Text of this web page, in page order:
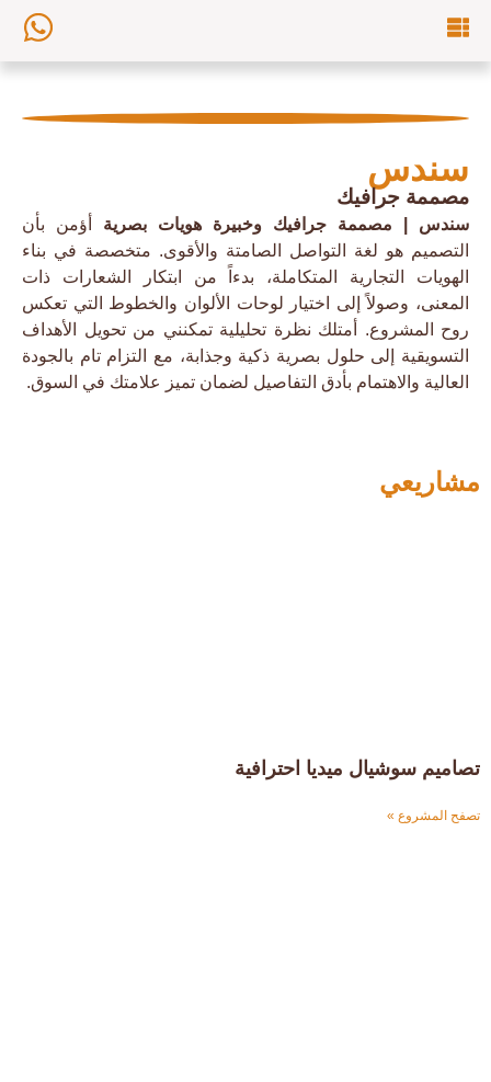
سندس
مصممة جرافيك
سندس | مصممة جرافيك وخبيرة هويات بصرية أؤمن بأن
التصميم هو لغة التواصل الصامتة والأقوى. متخصصة في بناء
الهويات التجارية المتكاملة، بدءاً من ابتكار الشعارات ذات
المعنى، وصولاً إلى اختيار لوحات الألوان والخطوط التي تعكس
روح المشروع. أمتلك نظرة تحليلية تمكنني من تحويل الأهداف
التسويقية إلى حلول بصرية ذكية وجذابة، مع التزام تام بالجودة
العالية والاهتمام بأدق التفاصيل لضمان تميز علامتك في السوق.
مشاريعي
تصاميم سوشيال ميديا احترافية
تصفح المشروع »